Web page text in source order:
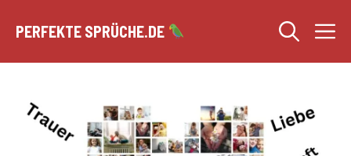
Inhalt
PERFEKTE SPRÜCHE.DE